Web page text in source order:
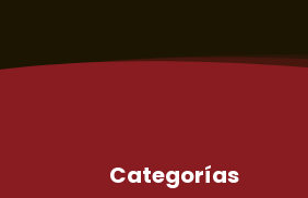
Categorías